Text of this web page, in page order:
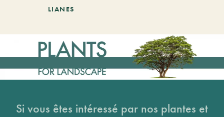
LIANES
Si vous êtes intéressé par nos plantes et